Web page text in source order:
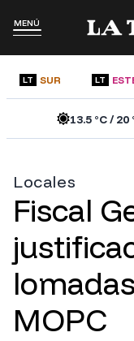
MENÚ
LT SUR LT
13.5 °C /20
Locales
Fiscal
MOPC